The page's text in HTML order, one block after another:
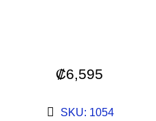
₡6,595
SKU: 1054